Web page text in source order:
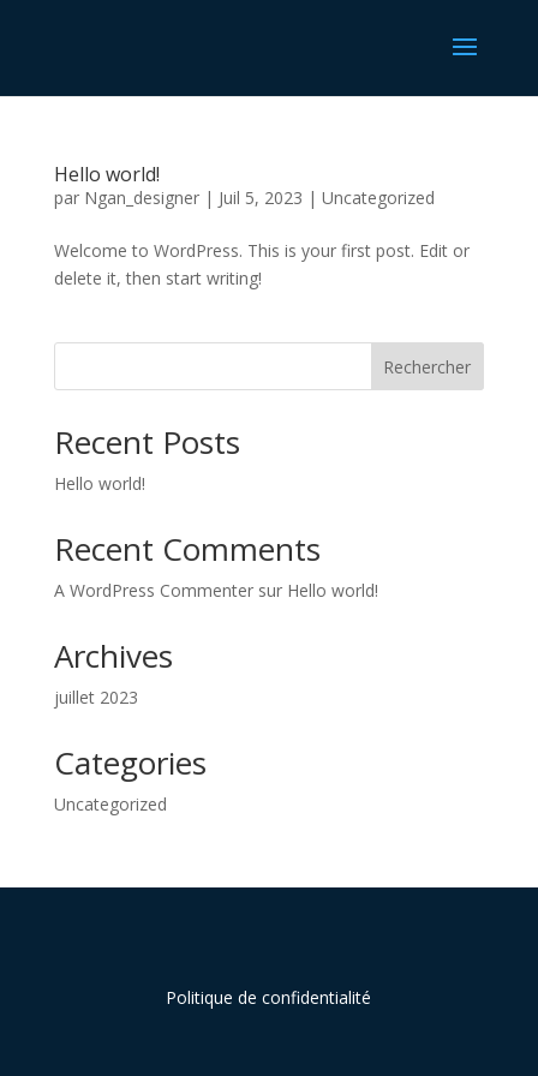
Hello world!
par Ngan_designer| Juil 5, 2023 | Uncategorized
Welcome to WordPress. This is your first post. Edit or
delete it, then start writing!
Rechercher
Recent Posts
Hello world!
Recent Comments
A WordPress Commentersur Hello world!
Archives
juillet 2023
Categories
Uncategorized
Politique de confidentialité